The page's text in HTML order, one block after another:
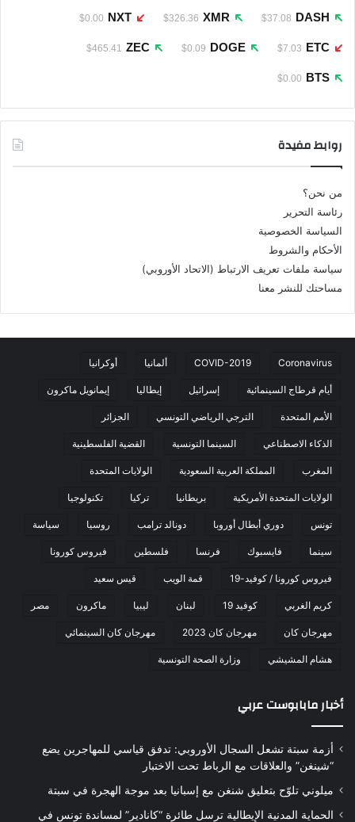
DASH
$37.08
XMR
$326.36
NXT
$0.00
ETC
$7.03
DOGE
$0.09
ZEC
$465.41
BTS
$0.00
روابط مفيدة
من نحن؟
رئاسة التحرير
السياسة الخصوصية
الأحكام والشروط
سياسة ملفات تعريف الارتباط (الاتحاد الأوروبي)
مساحتك للنشر معنا
Coronavirus
COVID-2019 ألمانيا أوكرانيا
أيام قرطاج السينمائية إسرائيل إيطاليا إيمانويل ماكرون
الأمم المتحدة الترجي الرياضي التونسي الجزائر
الذكاء الاصطناعي السينما التونسية القضية الفلسطينية
المغرب المملكة العربية السعودية الولايات المتحدة
الولايات المتحدة الأمريكية بريطانيا تركيا تكنولوجيا
تونس دوري أبطال أوروبا دونالد ترامب روسيا سياسة
سينما فايسبوك فرنسا فلسطين فيروس كورونا
فيروس كورونا / كوفيد-19 قمة الويب قيس سعيد
كريم الغربي كوفيد 19 لبنان ليبيا ماكرون مصر
مهرجان كان مهرجان كان 2023 مهرجان كان السينمائي
هشام المشيشي وزارة الصحة التونسية
أخبار مابابوست عربي
أزمة سبتة تشعل السجال الأوروبي: تدفق قياسي للمهاجرين يضع
“شينغن” والعلاقات مع الرباط تحت الاختبار
ميلوني تلوّح بتعليق شنغن مع إسبانيا بعد موجة الهجرة في سبتة
الحماية المدنية الإيطالية ترسل طائرة “كانادير” لمساندة تونس في